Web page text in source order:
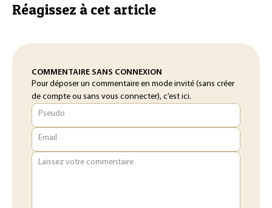
Réagissez à cet article
COMMENTAIRE SANS CONNEXION
Pour déposer un commentaire en mode invité (sans créer
de compte ou sans vous connecter), c’est ici.
Pseudo
Email
Laissez votre commentaire